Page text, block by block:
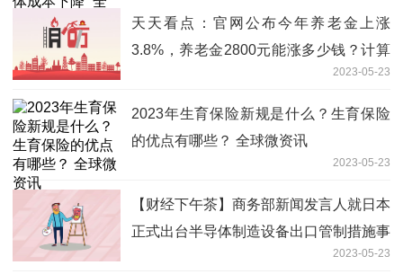
天天看点：官网公布今年养老金上涨
3.8%，养老金2800元能涨多少钱？计算
2023-05-23
2023年生育保险新规是什么？生育保险
的优点有哪些？ 全球微资讯
2023-05-23
【财经下午茶】商务部新闻发言人就日本
正式出台半导体制造设备出口管制措施事
答记者问；沪指跌1.52%|天天热头条2023-05-23